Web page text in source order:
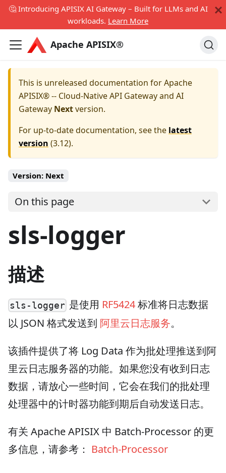
🤔 Introducing APISIX AI Gateway – Built for LLMs and AI
workloads. Learn More
Apache APISIX®
This is unreleased documentation forApache
APISIX® -- Cloud-Native API Gateway and AI
Gateway Nextversion.
For up-to-date documentation, see the latest
version (3.12).
Version: Next
On this page
sls-logger
描述
sls-logger 是使用 RF5424标准将日志数据
以 JSON 格式发送到 阿里云日志服务。
该插件提供了将 Log Data 作为批处理推送到阿
里云日志服务器的功能。如果您没有收到日志
数据，请放心一些时间，它会在我们的批处理
处理器中的计时器功能到期后自动发送日志。
有关 Apache APISIX 中 Batch-Processor 的更
多信息，请参考： Batch-Processor